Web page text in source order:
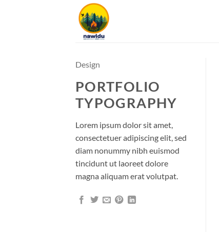
Design
PORTFOLIO
TYPOGRAPHY
Lorem ipsum dolor sit amet,
consectetuer adipiscing elit, sed
diam nonummy nibh euismod
tincidunt ut laoreet dolore
magna aliquam erat volutpat.